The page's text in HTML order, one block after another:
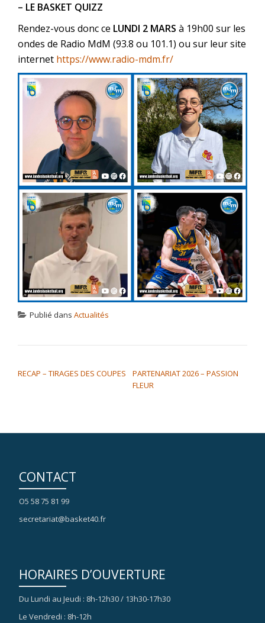
– LE BASKET QUIZZ
Rendez-vous donc ce LUNDI 2 MARS à 19h00 sur les
ondes de Radio MdM (93.8 ou 101.1) ou sur leur site
internet https://www.radio-mdm.fr/
Publié dans Actualités
RECAP – TIRAGES DES COUPES
PARTENARIAT 2026 – PASSION
FLEUR
CONTACT
O5 58 75 81 99
secretariat@basket40.fr
HORAIRES D’OUVERTURE
Du Lundi au Jeudi : 8h-12h30 / 13h30-17h30
Le Vendredi : 8h-12h